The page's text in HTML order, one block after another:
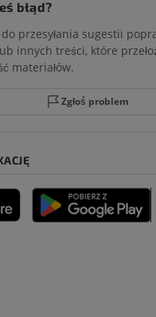
błąd?
przesyłania sugestii
innych treści, które
materiałów.
Zgłoś problem